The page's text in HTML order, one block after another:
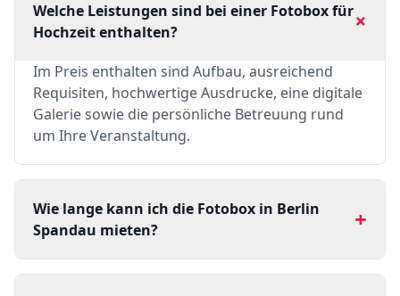
Welche Leistungen sind bei einer Fotobox für
Hochzeit enthalten?
+
Im Preis enthalten sind Aufbau, ausreichend
Requisiten, hochwertige Ausdrucke, eine digitale
Galerie sowie die persönliche Betreuung rund
um Ihre Veranstaltung.
Wie lange kann ich die Fotobox in Berlin
Spandau mieten?
+